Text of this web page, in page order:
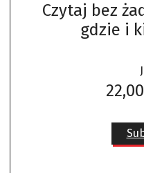
Czytaj bez
gdzie i